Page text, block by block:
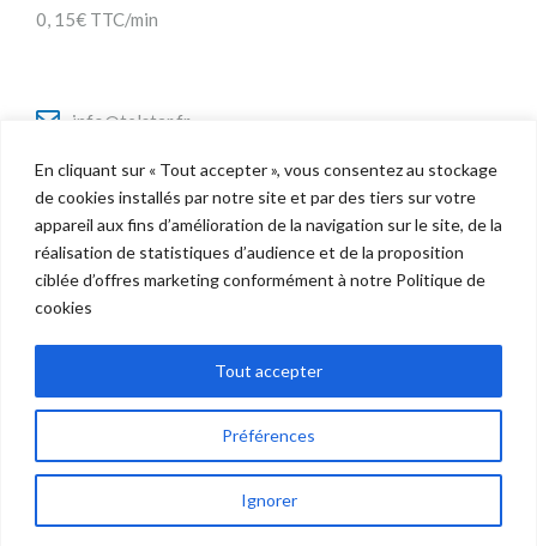
En cliquant sur « Tout accepter », vous consentez au stockage
de cookies installés par notre site et par des tiers sur votre
appareil aux fins d’amélioration de la navigation sur le site, de la
réalisation de statistiques d’audience et de la proposition
ciblée d’offres marketing conformément à notre Politique de
cookies
Préférences
Ignorer
Tout accepter
0, 15€ TTC/min
info@telstar.fr
Twitter
Facebook
Copyright © 2022 Telstar - Tous droits réservés |
politique de confidentialité